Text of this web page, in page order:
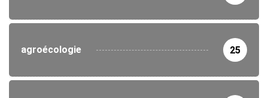
agroécologie 25